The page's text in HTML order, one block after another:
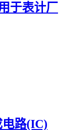
于表计厂
电路(IC)